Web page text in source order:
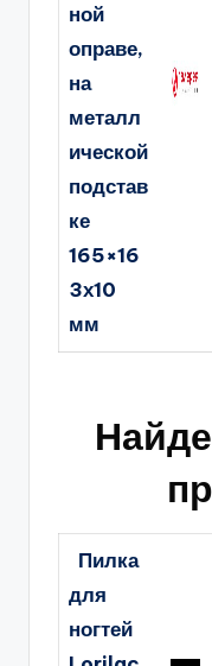
ной
оправе,
на
металл
ической
подстав
ке
165×16
3х10
мм
Пилка
для
ногтей